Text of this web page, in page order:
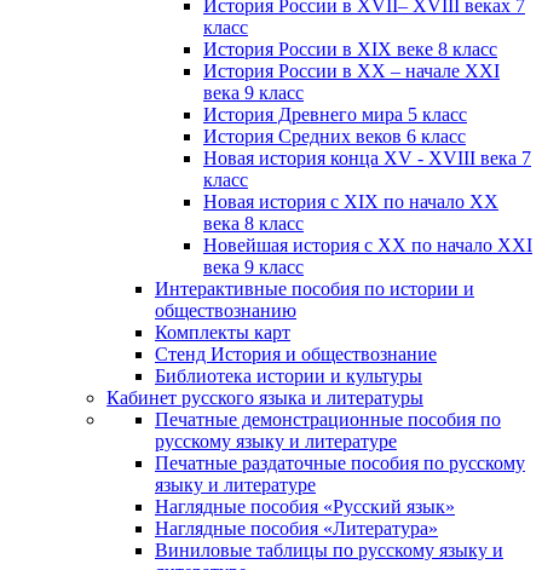
История России в XVII– XVIII веках 7
класс
История России в XIX веке 8 класс
История России в XX – начале XXI
века 9 класс
История Древнего мира 5 класс
История Средних веков 6 класс
Новая история конца XV - XVIII века 7
класс
Новая история с XIX по начало XX
века 8 класс
Новейшая история с XX по начало XXI
века 9 класс
Интерактивные пособия по истории и
обществознанию
Комплекты карт
Стенд История и обществознание
Библиотека истории и культуры
Кабинет русского языка и литературы
Печатные демонстрационные пособия по
русскому языку и литературе
Печатные раздаточные пособия по русскому
языку и литературе
Наглядные пособия «Русский язык»
Наглядные пособия «Литература»
Виниловые таблицы по русскому языку и